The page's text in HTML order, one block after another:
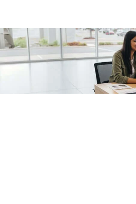
/fragments/plp-details